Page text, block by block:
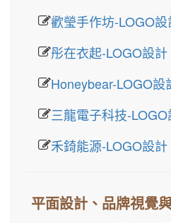
歡瑩手作坊-LOGO設
彤在衣起-LOGO設計
Honeybear-LOGO設
三龍電子科技-
禾錡能源-LOGO設計
平面設計、品牌視覺